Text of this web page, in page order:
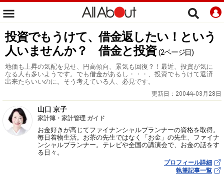
投資でもうけて、借金返したい！という
人いませんか？ 借金と投資 (2ページ目)
地価も上昇の気配を見せ、円高傾向、景気も回復？！最近、投資が気に
なる人も多いようです。でも借金があるし・・・、投資でもうけて返済
出来たらいいのに。そう考えている人、必見です。
更新日： 2004年03月28日
山口 京子
家計簿・家計管理 ガイド
お金好きが高じてファイナンシャルプランナーの資格を取得。
毎日着物生活。お茶の先生ではなく「お金」の先生、ファイナ
ンシャルプランナー。テレビや全国の講演会で、お金の話をす
る日々。
プロフィール詳細
執筆記事一覧